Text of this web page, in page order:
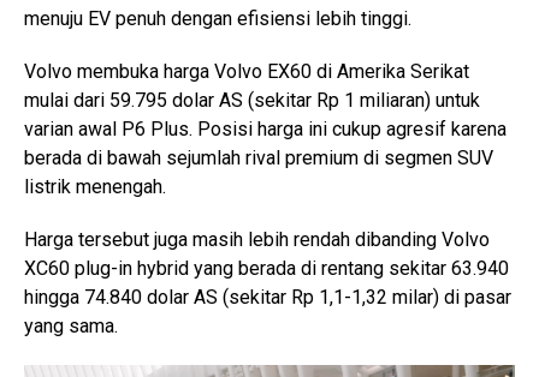
menuju EV penuh dengan efisiensi lebih tinggi.
Volvo membuka harga Volvo EX60 di Amerika Serikat
mulai dari 59.795 dolar AS (sekitar Rp 1 miliaran) untuk
varian awal P6 Plus. Posisi harga ini cukup agresif karena
berada di bawah sejumlah rival premium di segmen SUV
listrik menengah.
Harga tersebut juga masih lebih rendah dibanding Volvo
XC60 plug-in hybrid yang berada di rentang sekitar 63.940
hingga 74.840 dolar AS (sekitar Rp 1,1-1,32 milar) di pasar
yang sama.